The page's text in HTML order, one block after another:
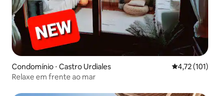
Condomínio ⋅ Castro Urdiales 4,72 de uma
4,72 (101)
Relaxe em frente ao mar